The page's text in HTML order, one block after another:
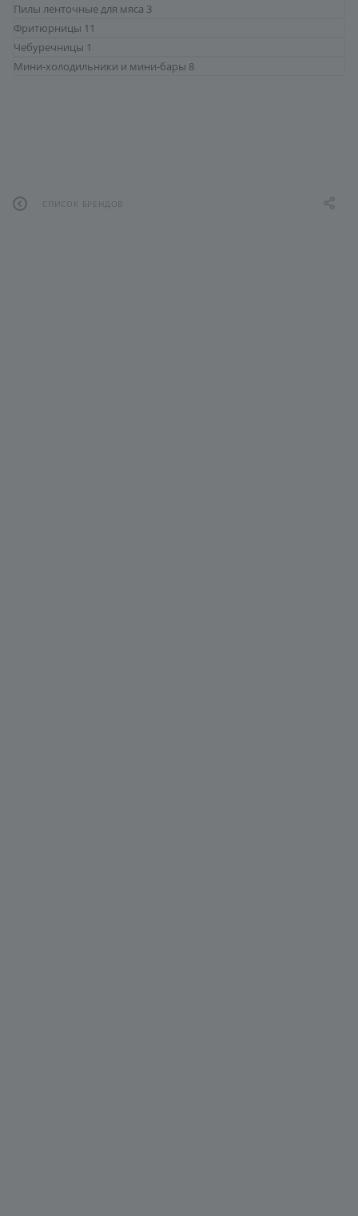
Пилы ленточные для мяса 3
Фритюрницы 11
Чебуречницы 1
Мини-холодильники и мини-бары 8
СПИСОК БРЕНДОВ